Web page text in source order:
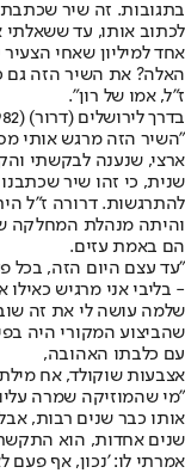
בתגובות. זה שיר
לכתוב אותו, עד ששאלתי
אחד למיליון שאחי
האלה? את השיר הזה גם
ז"ל, אמו של רון".
בדרך לירושלים (דרור) (1982)
"השיר הזה מרגש אותי
ארצי, שנענה לבקשתי
שנית, כי זהו שיר
להתרגשות. דרורה ז"ל
והיתה מנהלת המחלקה
הם באמת עזים.
"עד עצם היום הזה, בכל
- בליבי אני מרגיש
שלמה עושה לי את זה
שהביצוע המקורי היה
עם כלבתו האהובה,
אצבעות שוקולד, אח מילת
"מי שהמוזיקה שמרה עליו
אותו כבר שנים רבות,
שנים אחדות, הוא
אמרתי לו: 'נכון, אף פעם